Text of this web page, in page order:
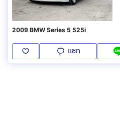
2009 BMW Series 5 525i
แชท